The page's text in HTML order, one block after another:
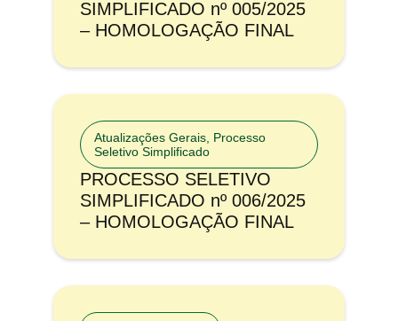
SIMPLIFICADO nº 005/2025
– HOMOLOGAÇÃO FINAL
Atualizações Gerais Processo
Seletivo Simplificado
PROCESSO SELETIVO
SIMPLIFICADO nº 006/2025
– HOMOLOGAÇÃO FINAL